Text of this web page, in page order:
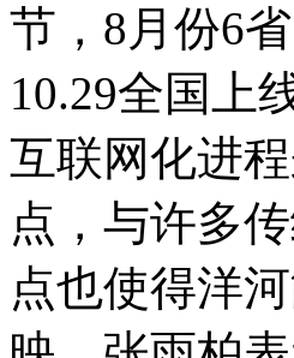
节，8月份6
10.29全国上
互联网化进
点，与许多
点也使得洋